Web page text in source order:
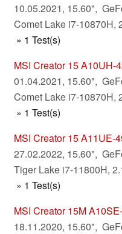
10.05.2021, 15.60",
Comet Lake i7-10870H,
» 1 Test(s)
MSI Creator 15 A10UH-
01.04.2021, 15.60",
Comet Lake i7-10870H,
» 1 Test(s)
MSI Creator 15 A11UE-
27.02.2022, 15.60",
Tiger Lake i7-11800H,
» 1 Test(s)
MSI Creator 15M
18.11.2020, 15.60",